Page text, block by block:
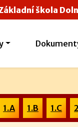
škola
1.A 1.B 1.C